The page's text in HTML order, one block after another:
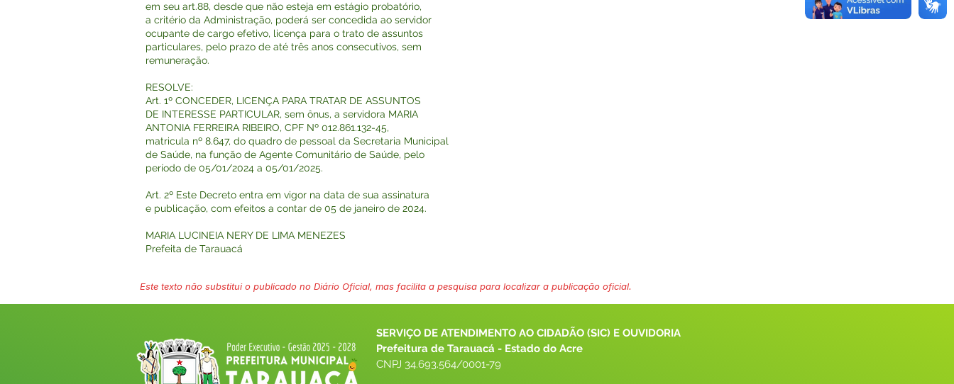
em seu art.88, desde que não esteja em estágio probatório,
a critério da Administração, poderá ser concedida ao servidor
ocupante de cargo efetivo, licença para o trato de assuntos
particulares, pelo prazo de até três anos consecutivos, sem
remuneração.
RESOLVE:
Art. 1º CONCEDER, LICENÇA PARA TRATAR DE ASSUNTOS
DE INTERESSE PARTICULAR, sem ônus, a servidora MARIA
ANTONIA FERREIRA RIBEIRO, CPF Nº 012.861.132-45,
matricula nº 8.647, do quadro de pessoal da Secretaria Municipal
de Saúde, na função de Agente Comunitário de Saúde, pelo
período de 05/01/2024 a 05/01/2025.
Art. 2º Este Decreto entra em vigor na data de sua assinatura
e publicação, com efeitos a contar de 05 de janeiro de 2024.
MARIA LUCINEIA NERY DE LIMA MENEZES
Prefeita de Tarauacá
Este texto não substitui o publicado no Diário Oficial, mas facilita a pesquisa para localizar a publicação oficial.
SERVIÇO DE ATENDIMENTO AO CIDADÃO (SIC) E OUVIDORIA
Prefeitura de Tarauacá - Estado do Acre
CNPJ 34.693.564/0001-79